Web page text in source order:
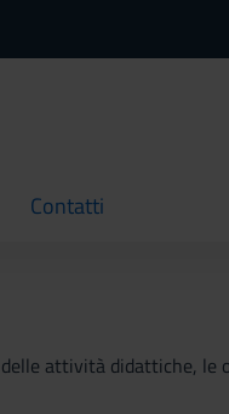
Contatti
current
attività didattiche,